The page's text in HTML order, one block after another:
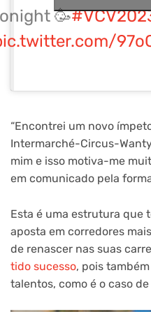
🥳
“Encontrei um novo
Intermarché-Circus-
mim e isso motiva-me
em comunicado pela
Esta é uma estrutura que
aposta em corredores
de renascer nas suas
tido sucesso, pois
talentos, como é o caso